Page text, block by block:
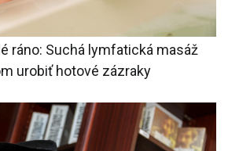
ráno: Suchá lymfatická masáž
urobiť hotové zázraky